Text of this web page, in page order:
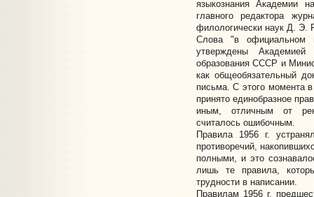
языкознания Академии
главного редактора
филологически наук Д. Э.
Слова "в официальном
утверждены
образования СССР и
как общеобязательный
письма. С этого момента
принято единобразное
иным, отличным от
считалось ошибочным.
Правила 1956 г.
противоречий,
полными, и это
лишь те правила,
трудности в написании.
Правилам 1956 г.